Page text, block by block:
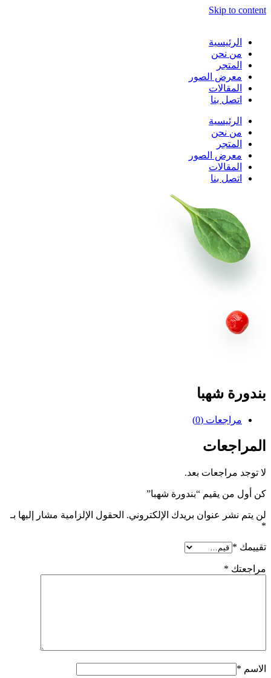
Skip to content
الرئيسية
من نحن
المتجر
معرض الصور
المقالات
اتصل بنا
الرئيسية
من نحن
المتجر
معرض الصور
المقالات
اتصل بنا
بندورة شهبا
مراجعات (0)
المراجعات
لا توجد مراجعات بعد.
كن أول من يقيم “بندورة شهبا”
لن يتم نشر عنوان بريدك الإلكتروني. الحقول الإلزامية مشار إليها بـ
*
تقييمك *
مراجعتك *
الاسم *